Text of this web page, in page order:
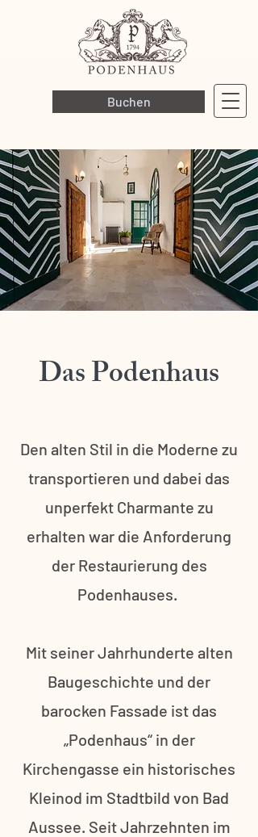
Buchen
Das Podenhaus
Den alten Stil in die Moderne zu
transportieren und dabei das
unperfekt Charmante zu
erhalten war die Anforderung
der Restaurierung des
Podenhauses.
Mit seiner Jahrhunderte alten
Baugeschichte und der
barocken Fassade ist das
„Podenhaus“ in der
Kirchengasse ein historisches
Kleinod im Stadtbild von Bad
Aussee. Seit Jahrzehnten im